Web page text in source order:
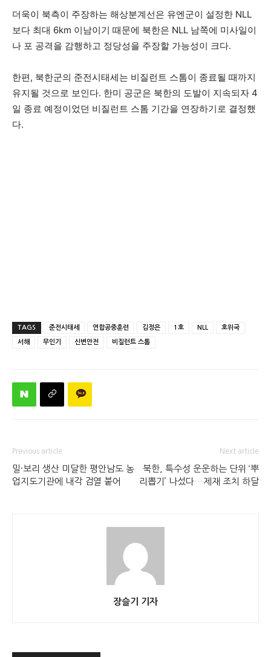
더욱이 북측이 주장하는 해상분계선은 유엔군이 설정한 NLL
보다 최대 6km 이남이기 때문에 북한은 NLL 남쪽에 미사일이
나 포 공격을 감행하고 정당성을 주장할 가능성이 크다.
한편, 북한군의 준전시태세는 비질런트 스톰이 종료될 때까지
유지될 것으로 보인다. 한미 공군은 북한의 도발이 지속되자 4
일 종료 예정이었던 비질런트 스톰 기간을 연장하기로 결정했
다.
TAGS 준전시태세 연합공중훈련 김정은 1호 NLL 호위국
서해 무인기 신변안전 비질런트 스톰
Previous article
밀·보리 생산 미달한 평안남도 농
업지도기관에 내각 검열 붙어
Next article
북한, 특수성 운운하는 단위 ‘뿌
리뽑기’ 나섰다…제재 조치 하달
장슬기 기자